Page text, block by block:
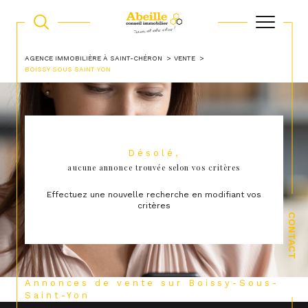
CONTACT
AGENCE IMMOBILIÈRE À SAINT-CHÉRON
VENTE
BOISSY SOUS SAINT YON
Désolé,
aucune annonce trouvée selon vos critères
Effectuez une nouvelle recherche en modifiant vos
critères
Annonces de vente sur Boissy-Sous-
Saint-Yon